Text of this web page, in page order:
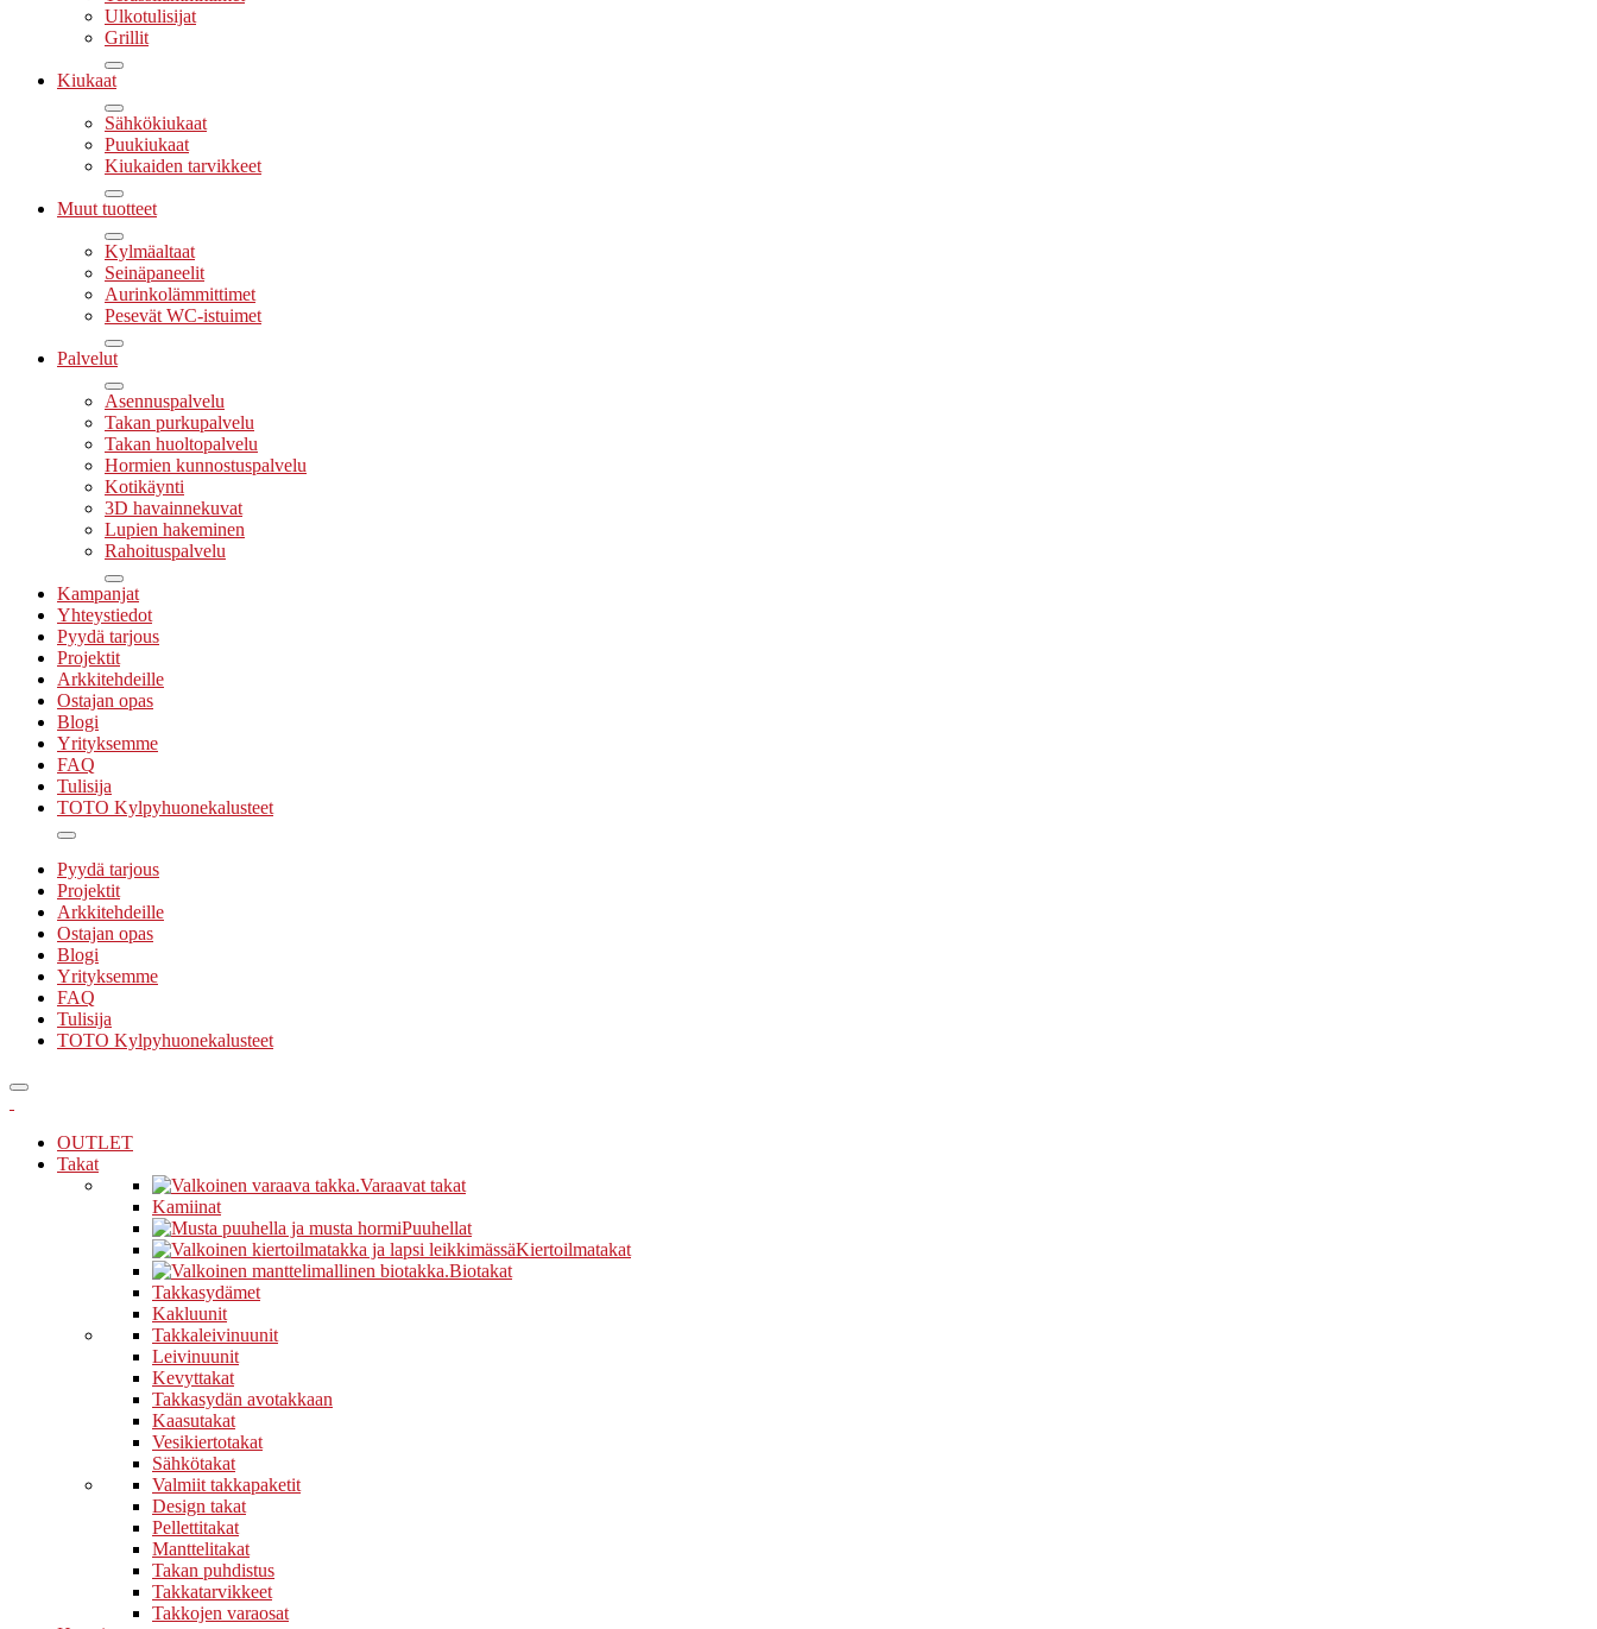
Ulkotulisijat
Grillit
Kiukaat
Sähkökiukaat
Puukiukaat
Kiukaiden tarvikkeet
Muut tuotteet
Kylmäaltaat
Seinäpaneelit
Aurinkolämmittimet
Pesevät WC-istuimet
Palvelut
Asennuspalvelu
Takan purkupalvelu
Takan huoltopalvelu
Hormien kunnostuspalvelu
Kotikäynti
3D havainnekuvat
Lupien hakeminen
Rahoituspalvelu
Kampanjat
Yhteystiedot
Pyydä tarjous
Projektit
Arkkitehdeille
Ostajan opas
Blogi
Yrityksemme
FAQ
Tulisija
TOTO Kylpyhuonekalusteet
Pyydä tarjous
Projektit
Arkkitehdeille
Ostajan opas
Blogi
Yrityksemme
FAQ
Tulisija
TOTO Kylpyhuonekalusteet
OUTLET
Takat
Varaavat takat
Kamiinat
Puuhellat
Kiertoilmatakat
Biotakat
Takkasydämet
Kakluunit
Takkaleivinuunit
Leivinuunit
Kevyttakat
Takkasydän avotakkaan
Kaasutakat
Vesikiertotakat
Sähkötakat
Valmiit takkapaketit
Design takat
Pellettitakat
Manttelitakat
Takan puhdistus
Takkatarvikkeet
Takkojen varaosat